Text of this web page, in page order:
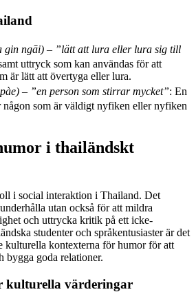
ngāi) – ”lätt att lura eller lura sig till
uttryck som kan användas för att
är lätt att övertyga eller lura.
– ”en person som stirrar mycket”: En
någon som är väldigt nyfiken eller nyfiken
i thailändskt
i social interaktion i Thailand. Det
utan också för att mildra
och uttrycka kritik på ett icke-
studenter och språkentusiaster är det
kulturella kontexterna för humor för att
bygga goda relationer.
kulturella värderingar